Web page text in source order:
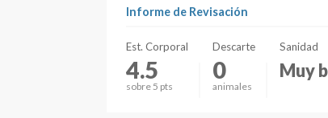
Informe de Revisación
Est. Corporal
4.5
sobre 5 pts
Descarte
0
animales
Sanidad
Muy